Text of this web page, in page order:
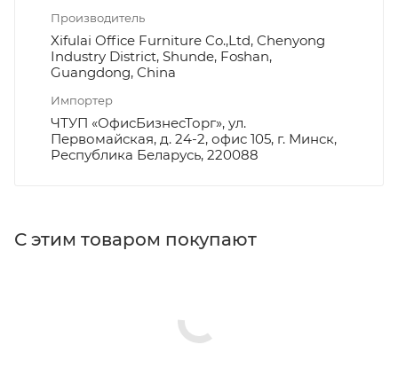
Производитель
Xifulai Office Furniture Co.,Ltd, Chenyong
Industry District, Shunde, Foshan,
Guangdong, China
Импортер
ЧТУП «ОфисБизнесТорг», ул.
Первомайская, д. 24-2, офис 105, г. Минск,
Республика Беларусь, 220088
С этим товаром покупают